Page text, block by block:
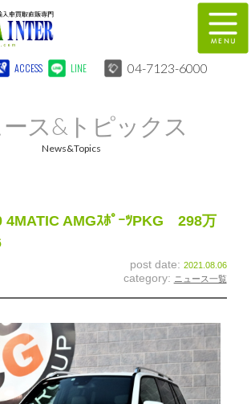
ACCESS LINE 04-7123-6000
スタッフ紹介
個人情報保護方針
納車情報
ス&トピックス
News&Topics
4MATIC AMGｽﾎﾟｰﾂPKG 298万
post date: 2021.08.06
category: ニュース一覧